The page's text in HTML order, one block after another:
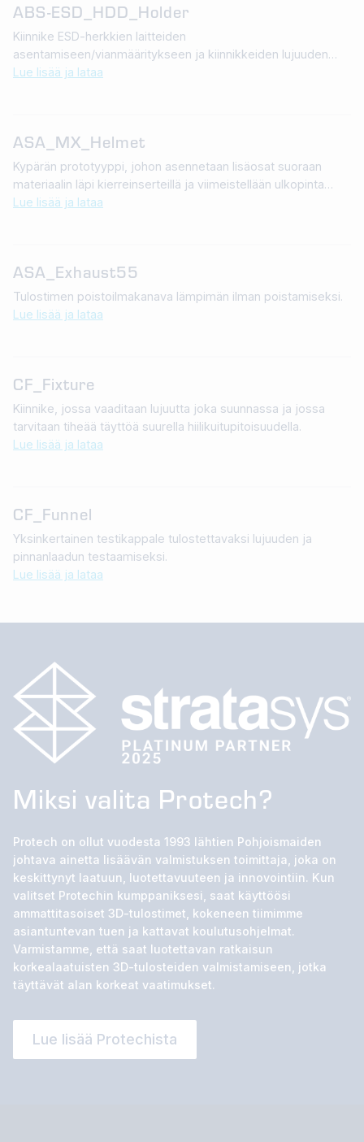
ABS-ESD_HDD_Holder
Kiinnike ESD-herkkien laitteiden
asentamiseen/vianmääritykseen ja kiinnikkeiden lujuuden
testaamiseen.
Lue lisää ja lataa
ASA_MX_Helmet
Kypärän prototyyppi, johon asennetaan lisäosat suoraan
materiaalin läpi kierreinserteillä ja viimeistellään ulkopinta
automaalilla.
Lue lisää ja lataa
ASA_Exhaust55
Tulostimen poistoilmakanava lämpimän ilman poistamiseksi.
Lue lisää ja lataa
CF_Fixture
Kiinnike, jossa vaaditaan lujuutta joka suunnassa ja jossa
tarvitaan tiheää täyttöä suurella hiilikuitupitoisuudella.
Lue lisää ja lataa
CF_Funnel
Yksinkertainen testikappale tulostettavaksi lujuuden ja
pinnanlaadun testaamiseksi.
Lue lisää ja lataa
Miksi valita Protech?
Protech on ollut vuodesta 1993 lähtien Pohjoismaiden
johtava ainetta lisäävän valmistuksen toimittaja, joka on
keskittynyt laatuun, luotettavuuteen ja innovointiin. Kun
valitset Protechin kumppaniksesi, saat käyttöösi
ammattitasoiset 3D-tulostimet, kokeneen tiimimme
asiantuntevan tuen ja kattavat koulutusohjelmat.
Varmistamme, että saat luotettavan ratkaisun
korkealaatuisten 3D-tulosteiden valmistamiseen, jotka
täyttävät alan korkeat vaatimukset.
Lue lisää Protechista